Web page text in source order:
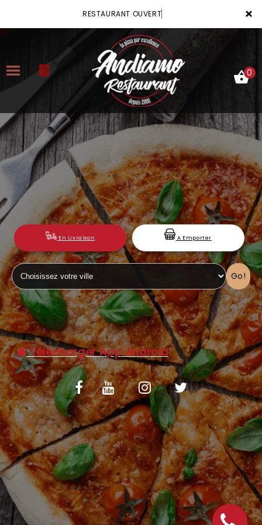
×
RESTAURANT OUVERT
ACCUEIL
LA CARTE
VOTRE COMPTE
NOTRE RESTAURANT
VOS AVIS
MENTIONS LÉGALES
C.G.V
0
En Livraison A Emporter
Go!
Télécharger App Android